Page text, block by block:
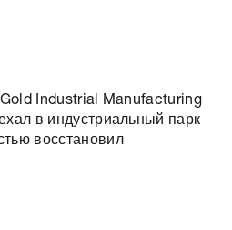
Industrial Manufacturing
в индустриальный парк
восстановил